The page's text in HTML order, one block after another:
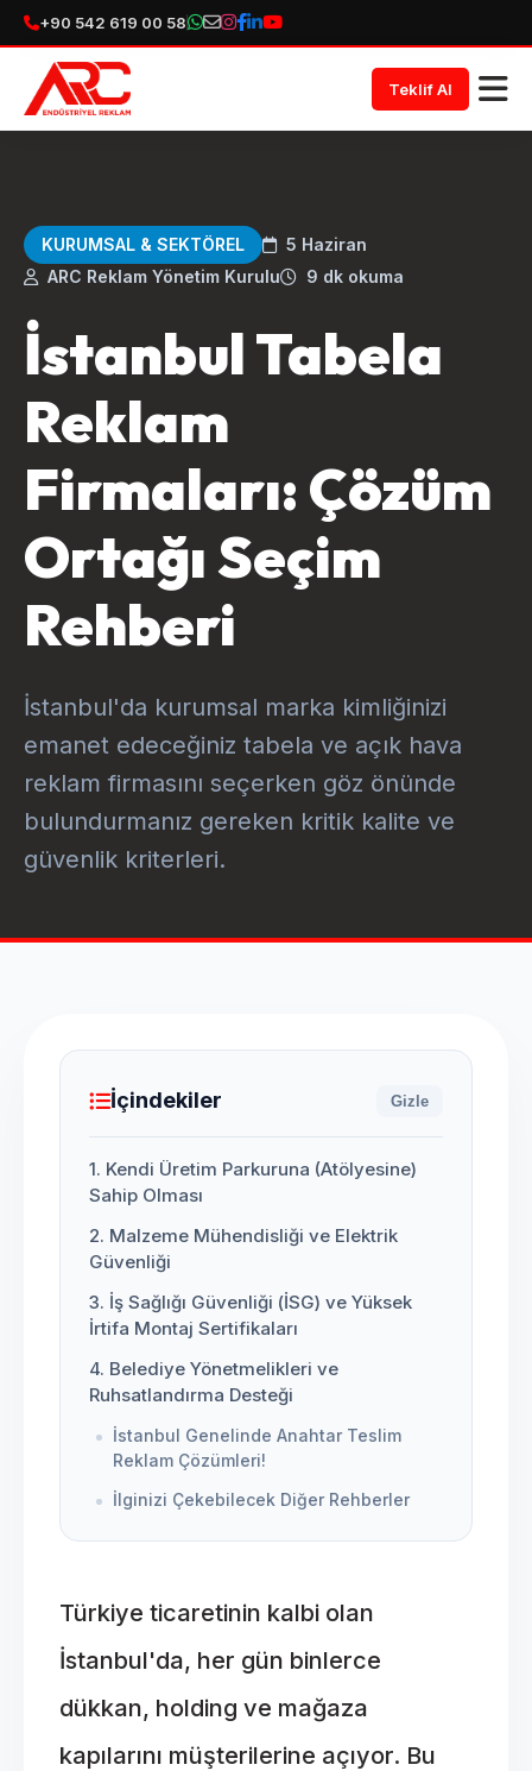
+90 542 619 00 58
Teklif Al
KURUMSAL & SEKTÖREL
5 Haziran
ARC Reklam Yönetim Kurulu
9 dk okuma
İstanbul Tabela
Reklam
Firmaları: Çözüm
Ortağı Seçim
Rehberi
İstanbul'da kurumsal marka kimliğinizi
emanet edeceğiniz tabela ve açık hava
reklam firmasını seçerken göz önünde
bulundurmanız gereken kritik kalite ve
güvenlik kriterleri.
İçindekiler Gizle
1. Kendi Üretim Parkuruna (Atölyesine)
Sahip Olması
2. Malzeme Mühendisliği ve Elektrik
Güvenliği
3. İş Sağlığı Güvenliği (İSG) ve Yüksek
İrtifa Montaj Sertifikaları
4. Belediye Yönetmelikleri ve
Ruhsatlandırma Desteği
İstanbul Genelinde Anahtar Teslim
Reklam Çözümleri!
İlginizi Çekebilecek Diğer Rehberler
Türkiye ticaretinin kalbi olan
İstanbul'da, her gün binlerce
dükkan, holding ve mağaza
kapılarını müşterilerine açıyor. Bu